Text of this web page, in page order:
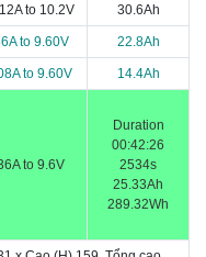
to 10.2V 30.6Ah
to 9.60V 22.8Ah
to 9.60V 14.4Ah
to 9.6V
Duration
00:42:26
2534s
25.33Ah
289.32Wh